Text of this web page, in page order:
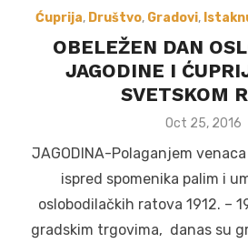
Ćuprija, Društvo, Gradovi,
OBELEŽEN DAN
JAGODINE I
SVETSKOM
Posted
Oct 25, 2016
JAGODINA-Polaganjem
ispred spomenika palim i
oslobodilačkih ratova 1912. –
gradskim trgovima, danas su